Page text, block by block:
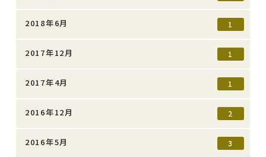
2018年6月 1
2017年12月 1
2017年4月 1
2016年12月 2
2016年5月 3